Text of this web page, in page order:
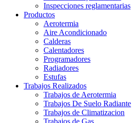
Inspecciones reglamentarias
Productos
Aerotermia
Aire Acondicionado
Calderas
Calentadores
Programadores
Radiadores
Estufas
Trabajos Realizados
Trabajos de Aerotermia
Trabajos De Suelo Radiante
Trabajos de Climatizacion